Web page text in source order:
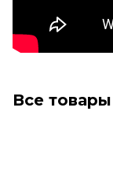
Все